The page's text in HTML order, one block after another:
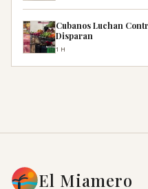
Cubanos Luchan
Disparan
1H
El Miamero